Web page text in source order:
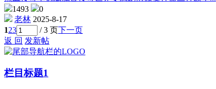
1493
0
老林 2025-8-17
123 / 3 页下一页
返 回 发新帖
栏目标题1